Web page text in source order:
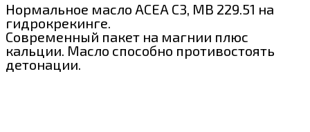
Нормальное масло ACEA C3, MB 229.51 на
гидрокрекинге.
Современный пакет на магнии плюс
кальции. Масло способно противостоять
детонации.